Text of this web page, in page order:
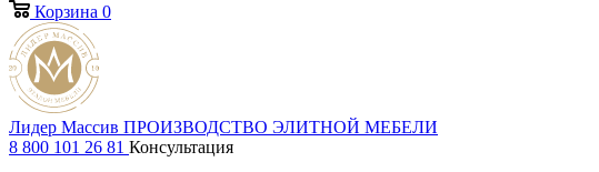
Корзина 0
Лидер Массив ПРОИЗВОДСТВО ЭЛИТНОЙ МЕБЕЛИ
8 800 101 26 81 Консультация